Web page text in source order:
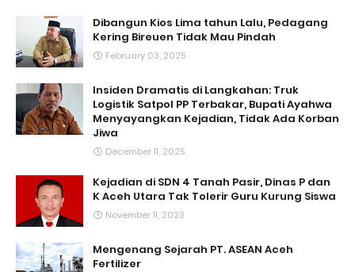
Dibangun Kios Lima tahun Lalu, Pedagang
Kering Bireuen Tidak Mau Pindah
February 03, 2025
Insiden Dramatis di Langkahan: Truk
Logistik Satpol PP Terbakar, Bupati Ayahwa
Menyayangkan Kejadian, Tidak Ada Korban
Jiwa
December 11, 2025
Kejadian di SDN 4 Tanah Pasir, Dinas P dan
K Aceh Utara Tak Tolerir Guru Kurung Siswa
November 11, 2023
Mengenang Sejarah PT. ASEAN Aceh
Fertilizer